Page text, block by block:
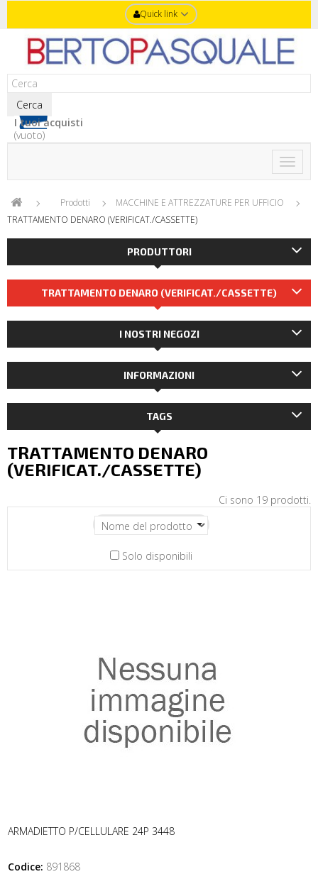
Quick link
Cerca
I tuoi acquisti
(vuoto)
Toggle
Prodotti
MACCHINE E ATTREZZATURE PER UFFICIO
TRATTAMENTO DENARO (VERIFICAT./CASSETTE)
PRODUTTORI
TRATTAMENTO DENARO (VERIFICAT./CASSETTE)
I NOSTRI NEGOZI
INFORMAZIONI
TAGS
TRATTAMENTO DENARO
(VERIFICAT./CASSETTE)
Ci sono 19 prodotti.
Solo disponibili
ARMADIETTO P/CELLULARE 24P 3448
Codice: 891868